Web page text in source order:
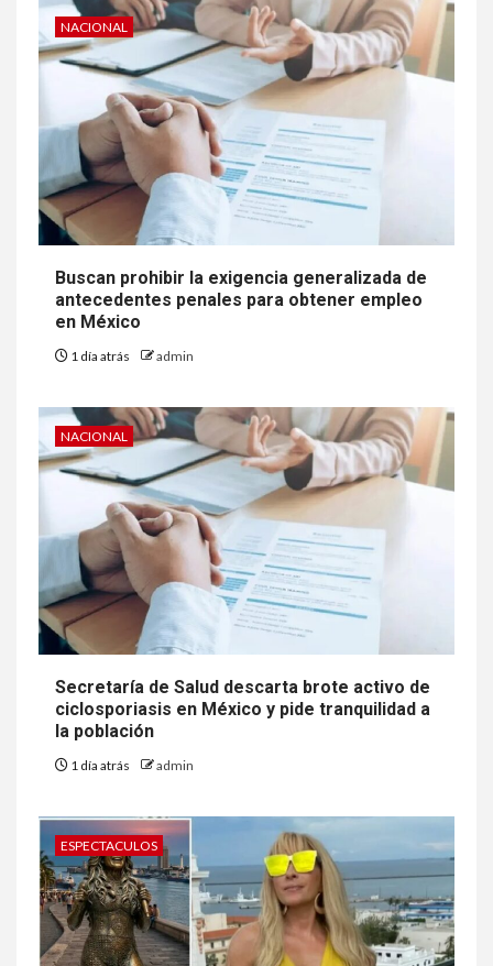
NACIONAL
Buscan prohibir la exigencia generalizada de
antecedentes penales para obtener empleo
en México
1 día atrás admin
NACIONAL
Secretaría de Salud descarta brote activo de
ciclosporiasis en México y pide tranquilidad a
la población
1 día atrás admin
ESPECTACULOS